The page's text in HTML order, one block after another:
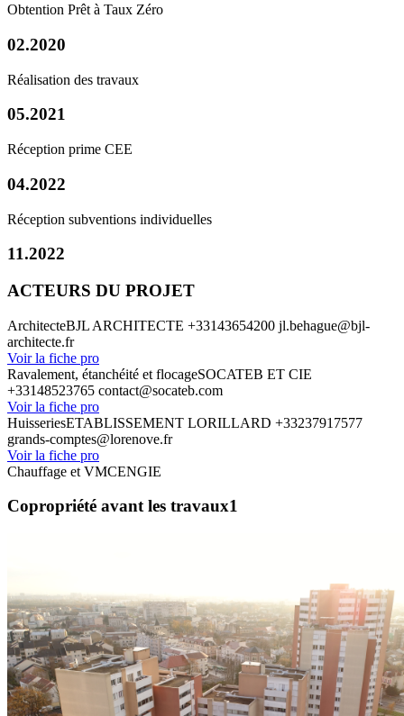
Obtention Prêt à Taux Zéro
02.2020
Réalisation des travaux
05.2021
Réception prime CEE
04.2022
Réception subventions individuelles
11.2022
ACTEURS DU PROJET
ArchitecteBJL ARCHITECTE +33143654200 jl.behague@bjl-
architecte.fr
Voir la fiche pro
Ravalement, étanchéité et flocageSOCATEB ET CIE
+33148523765 contact@socateb.com
Voir la fiche pro
HuisseriesETABLISSEMENT LORILLARD +33237917577
grands-comptes@lorenove.fr
Voir la fiche pro
Chauffage et VMCENGIE
Copropriété avant les travaux1